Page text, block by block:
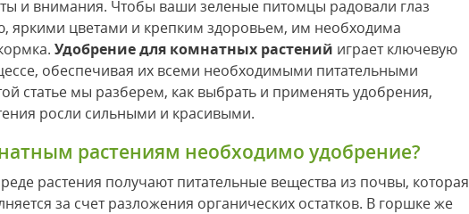
и внимания. Чтобы ваши зеленые питомцы радовали глаз
яркими цветами и крепким здоровьем, им необходима
Удобрение для комнатных растений играет ключевую
обеспечивая их всеми необходимыми питательными
статье мы разберем, как выбрать и применять удобрения,
росли сильными и красивыми.
растениям необходимо удобрение?
растения получают питательные вещества из почвы, которая
за счет разложения органических остатков. В горшке же